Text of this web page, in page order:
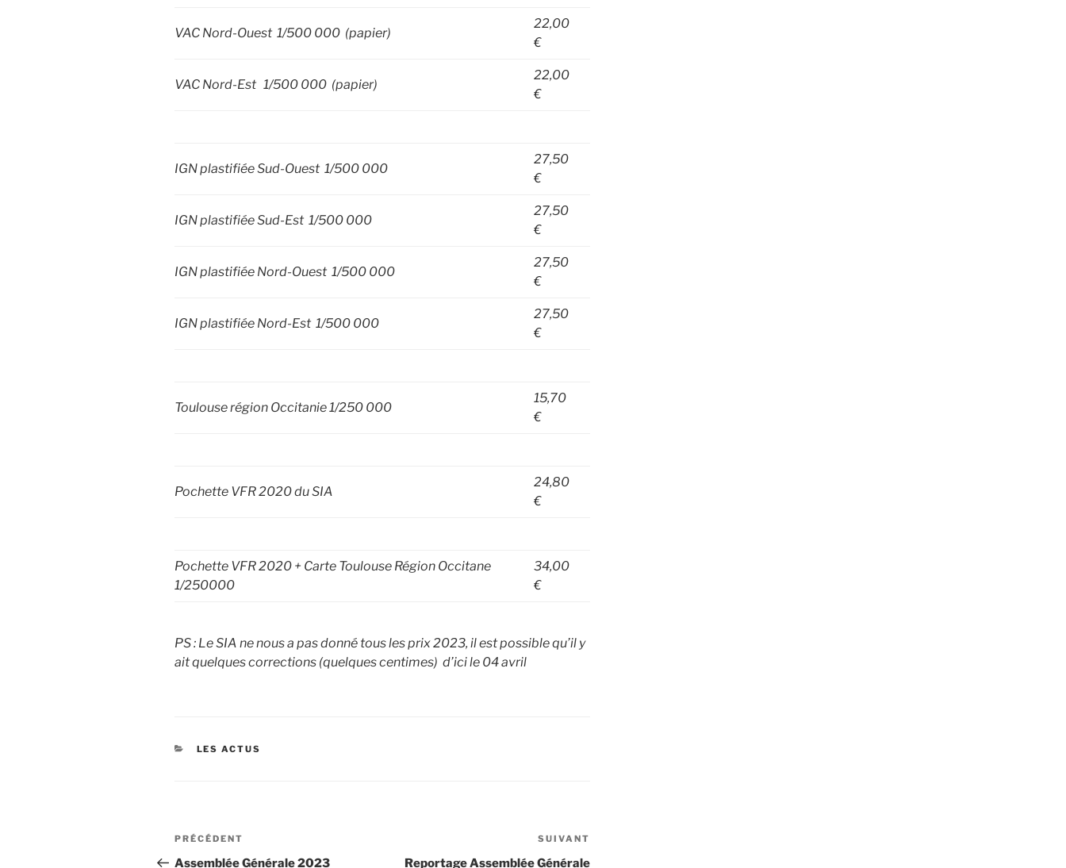
VAC Nord-Ouest 1/500 000 (papier)
22,00
€
VAC Nord-Est 1/500 000 (papier)
22,00
€
IGN plastifiée Sud-Ouest 1/500 000
27,50
€
IGN plastifiée Sud-Est 1/500 000
27,50
€
IGN plastifiée Nord-Ouest 1/500 000
27,50
€
IGN plastifiée Nord-Est 1/500 000
27,50
€
Toulouse région Occitanie 1/250 000
15,70
€
Pochette VFR 2020 du SIA
24,80
€
Pochette VFR 2020 + Carte Toulouse Région Occitane
1/250000
34,00
€
PS : Le SIA ne nous a pas donné tous les prix 2023, il est possible qu’il y
ait quelques corrections (quelques centimes) d’ici le 04 avril
CATÉGORIES
LES ACTUS
Navigation
de
Article
précédent
PRÉCÉDENT
Assemblée Générale 2023
suivant
SUIVANT
Reportage Assemblée Générale